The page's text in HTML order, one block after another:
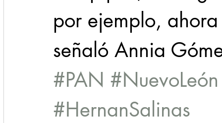
por ejemplo,
señaló Annia
#PAN #NuevoLeón
#HernanSalinas